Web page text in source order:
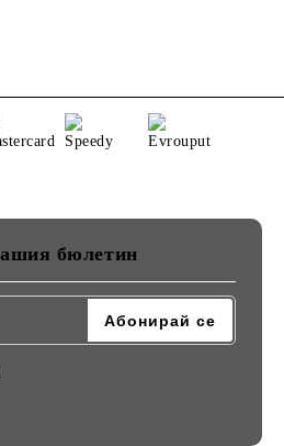
бюлетин